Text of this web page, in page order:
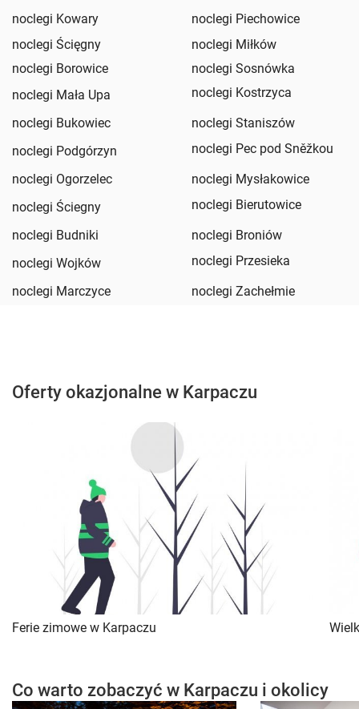
noclegi Kowary
noclegi Piechowice
noclegi Ścięgny
noclegi Miłków
noclegi Borowice
noclegi Sosnówka
noclegi Mała Upa
noclegi Kostrzyca
noclegi Bukowiec
noclegi Staniszów
noclegi Podgórzyn
noclegi Pec pod Sněžkou
noclegi Ogorzelec
noclegi Mysłakowice
noclegi Ściegny
noclegi Bierutowice
noclegi Budniki
noclegi Broniów
noclegi Wojków
noclegi Przesieka
noclegi Marczyce
noclegi Zachełmie
Oferty okazjonalne w Karpaczu
Ferie zimowe w Karpaczu
Co warto zobaczyć w Karpaczu i okolicy